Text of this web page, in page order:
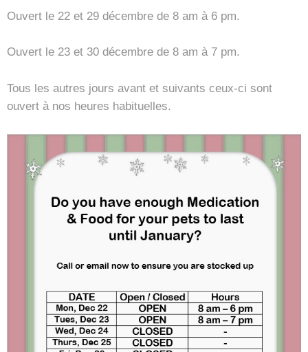
Ouvert le 22 et 29 décembre de 8 am à 6 pm.
Ouvert le 23 et 30 décembre de 8 am à 7 pm.
Tous les autres jours avant et suivants ceux-ci sont
ouvert à nos heures habituelles.